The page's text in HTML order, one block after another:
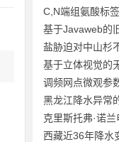
调频网点微观参
西藏近36年降水